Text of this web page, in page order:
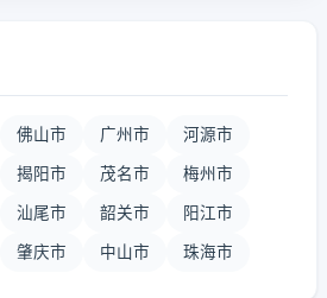
佛山市 广州市 河源市
揭阳市 茂名市 梅州市
汕尾市 韶关市 阳江市
肇庆市 中山市 珠海市